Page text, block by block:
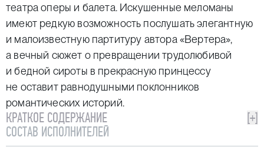
театра оперы и балета. Искушенные меломаны
имеют редкую возможность послушать элегантную
и малоизвестную партитуру автора «Вертера»,
а вечный сюжет о превращении трудолюбивой
и бедной сироты в прекрасную принцессу
не оставит равнодушными поклонников
романтических историй.
КРАТКОЕ СОДЕРЖАНИЕ
[+]
СОСТАВ ИСПОЛНИТЕЛЕЙ